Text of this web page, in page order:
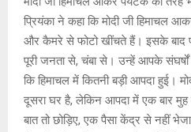
प्रियंका ने कहा कि मोदी जी हिमाचल
और कैमरे से फोटो खींचते हैं। इसके बाद
पूरी जनता से, चंबा से। उन्हें आपके
कि हिमाचल में कितनी बड़ी आपदा हुई।
दूसरा घर है, लेकिन आपदा में एक बार
बात तो छोड़िए, एक पैसा केंद्र से नहीं